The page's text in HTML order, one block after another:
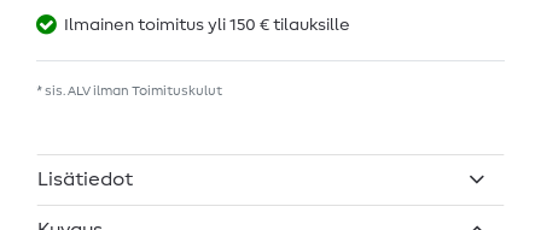
Ilmainen toimitus yli 150 € tilauksille
* sis. ALV ilman Toimituskulut
Lisätiedot